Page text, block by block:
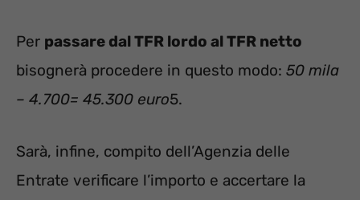
Per passare dal TFR lordo al TFR netto
bisognerà procedere in questo modo: 50 mila
– 4.700= 45.300 euro5.
Sarà, infine, compito dell’Agenzia delle
Entrate verificare l’importo e accertare la